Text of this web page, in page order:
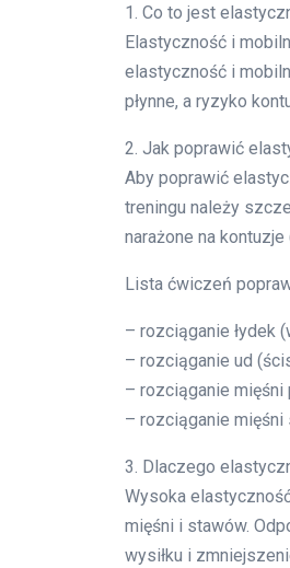
1. Co to jest
Elastyczność i
elastyczność i
płynne, a ryzyko
2. Jak poprawić
Aby poprawić
treningu należy
narażone na kontuzje
Lista ćwiczeń
– rozciąganie łydek
– rozciąganie ud
– rozciąganie
– rozciąganie mięśni
3. Dlaczego
Wysoka
mięśni i stawów.
wysiłku i